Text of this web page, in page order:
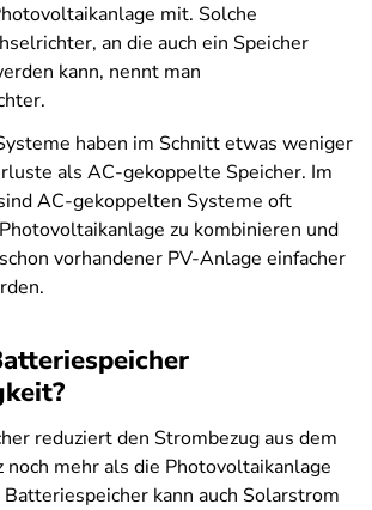
mit. Solche
an die auch ein Speicher
kann, nennt man
haben im Schnitt etwas weniger
als AC-gekoppelte Speicher. Im
AC-gekoppelten Systeme oft
zu kombinieren und
vorhandener PV-Anlage einfacher
reduziert den Strombezug aus dem
mehr als die Photovoltaikanlage
kann auch Solarstrom